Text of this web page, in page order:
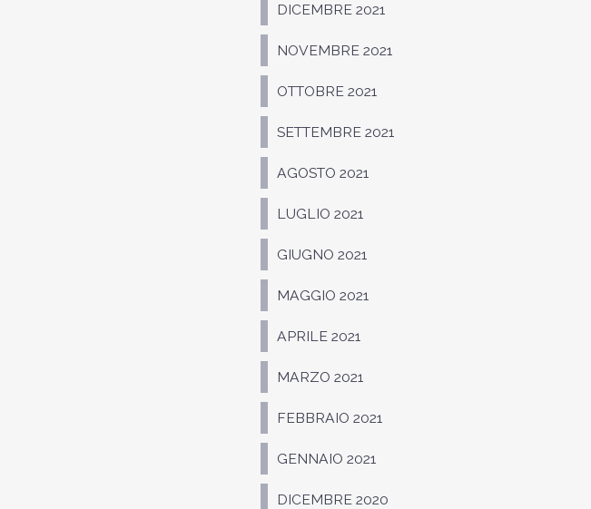
DICEMBRE 2021
NOVEMBRE 2021
OTTOBRE 2021
SETTEMBRE 2021
AGOSTO 2021
LUGLIO 2021
GIUGNO 2021
MAGGIO 2021
APRILE 2021
MARZO 2021
FEBBRAIO 2021
GENNAIO 2021
DICEMBRE 2020